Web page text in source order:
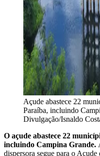
Açude abastece 22
Paraíba, incluindo
Divulgação/Isnaldo
O açude abastece 22
incluindo Campina Grande.
dispersora segue para o Açude